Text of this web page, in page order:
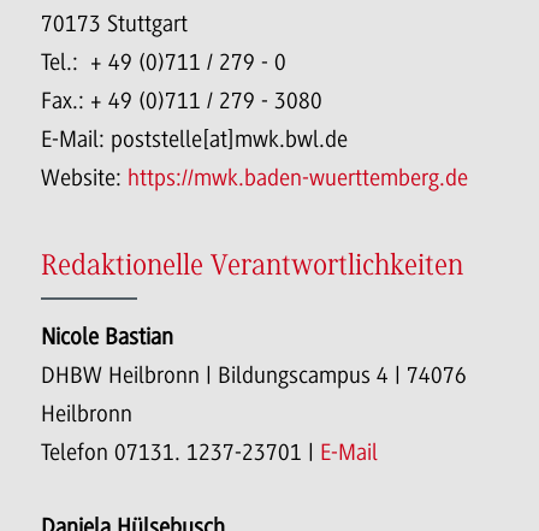
70173 Stuttgart
Tel.: + 49 (0)711 / 279 - 0
Fax.: + 49 (0)711 / 279 - 3080
E-Mail: poststelle[at]mwk.bwl.de
Website: https://mwk.baden-wuerttemberg.de
Redaktionelle Verantwortlichkeiten
Nicole Bastian
DHBW Heilbronn | Bildungscampus 4 | 74076
Heilbronn
Telefon 07131. 1237-23701 | E-Mail